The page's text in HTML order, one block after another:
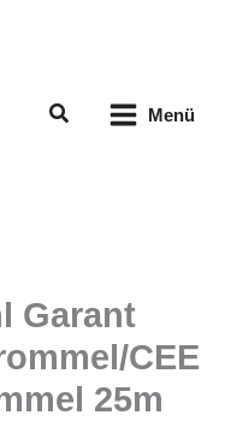
Suchen Menü
Garant
CEE
25m